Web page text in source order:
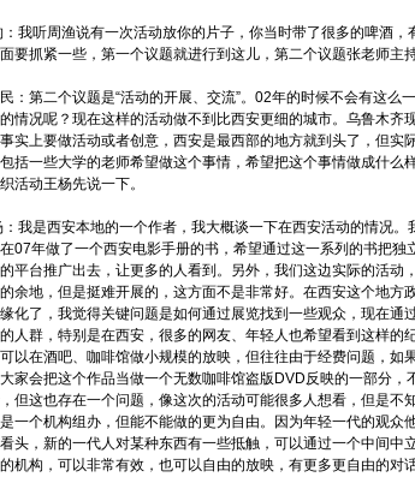
听周渔说有一次活动放你的片子，你当时带了很多的啤酒，
要抓紧一些，第一个议题就进行到这儿，第二个议题张老师主持
第二个议题是“活动的开展、交流”。02年的时候不会有这么
情况呢？现在这样的活动做不到比西安更细的城市。乌鲁木齐
实上要做活动或者创意，西安是最西部的地方就到头了，但实
括一些大学的老师希望做这个事情，希望把这个事情做成什么
活动王杨先说一下。
是西安本地的一个作者，我大概谈一下在西安活动的情况。
07年做了一个西安电影手册的书，希望通过这一系列的书把
平台推广出去，让更多的人看到。另外，我们这边实际的活动
余地，但是挺难开展的，这方面不是非常好。在西安这个地方
化了，我觉得关键问题是如何通过展览找到一些观众，现在通
人群，特别是在西安，很多的网友、年轻人也希望看到这样的
以在酒吧、咖啡馆做小规模的放映，但往往由于经费问题，如
家会把这个作品当做一个无数咖啡馆盗版DVD反映的一部分
但这也存在一个问题，像这次的活动可能很多人想看，但是不
一个机构组办，但能不能做的更为自由。因为年轻一代的观众
头，新的一代人对某种东西有一些抵触，可以通过一个中间中
机构，可以非常有效，也可以自由的放映，有更多更自由的对